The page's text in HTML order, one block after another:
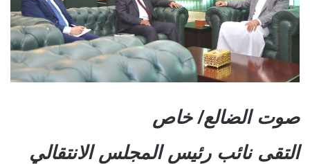
صوت الضالع/ خاص
التقى نائب رئيس المجلس الانتقالي